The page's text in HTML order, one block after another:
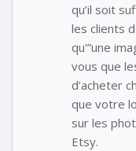
qu’il soit
les clients
qu'”une
vous que
d’acheter
que votre
sur les
Etsy.